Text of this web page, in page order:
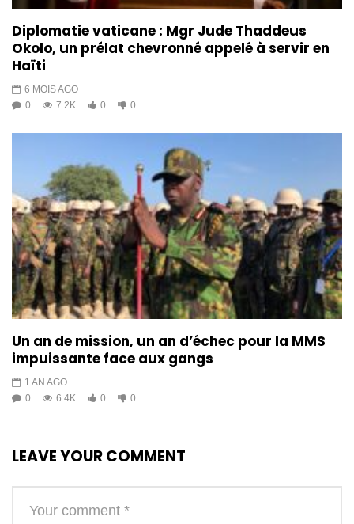
Diplomatie vaticane : Mgr Jude Thaddeus
Okolo, un prélat chevronné appelé à servir en
Haïti
6 MOIS AGO
0
7.2K 0 0
Un an de mission, un an d’échec pour la MMS
impuissante face aux gangs
1 AN AGO
0
6.4K 0 0
LEAVE YOUR COMMENT